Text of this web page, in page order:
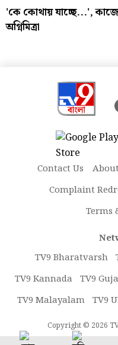
'কে কোথায় যাচ্ছে...',
অগ্নিমিত্রা
Contact Us
Complaint
Terms
TV9 Bharatvarsh
TV9 Kannada TV9
TV9 Malayalam TV9
Copyright © 2026